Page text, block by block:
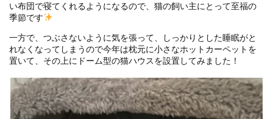
い布団で寝てくれるようになるので、猫の飼い主にとって至福の
季節です
一方で、つぶさないように気を張って、しっかりとした睡眠がと
れなくなってしまうので今年は枕元に小さなホットカーペットを
置いて、その上にドーム型の猫ハウスを設置してみました！